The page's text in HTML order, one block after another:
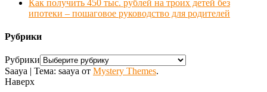
Как получить 450 тыс. рублей на троих детей без
ипотеки – пошаговое руководство для родителей
Рубрики
Рубрики
Saaya | Тема: saaya от Mystery Themes.
Наверх